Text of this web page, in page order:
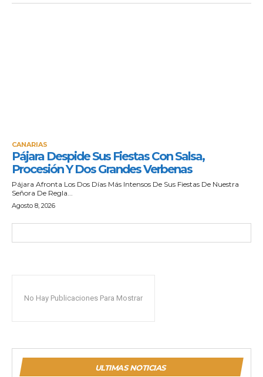
CANARIAS
Pájara Despide Sus Fiestas Con Salsa,
Procesión Y Dos Grandes Verbenas
Pájara Afronta Los Dos Días Más Intensos De Sus Fiestas De Nuestra
Señora De Regla...
Agosto 8, 2026
No Hay Publicaciones Para Mostrar
ULTIMAS NOTICIAS